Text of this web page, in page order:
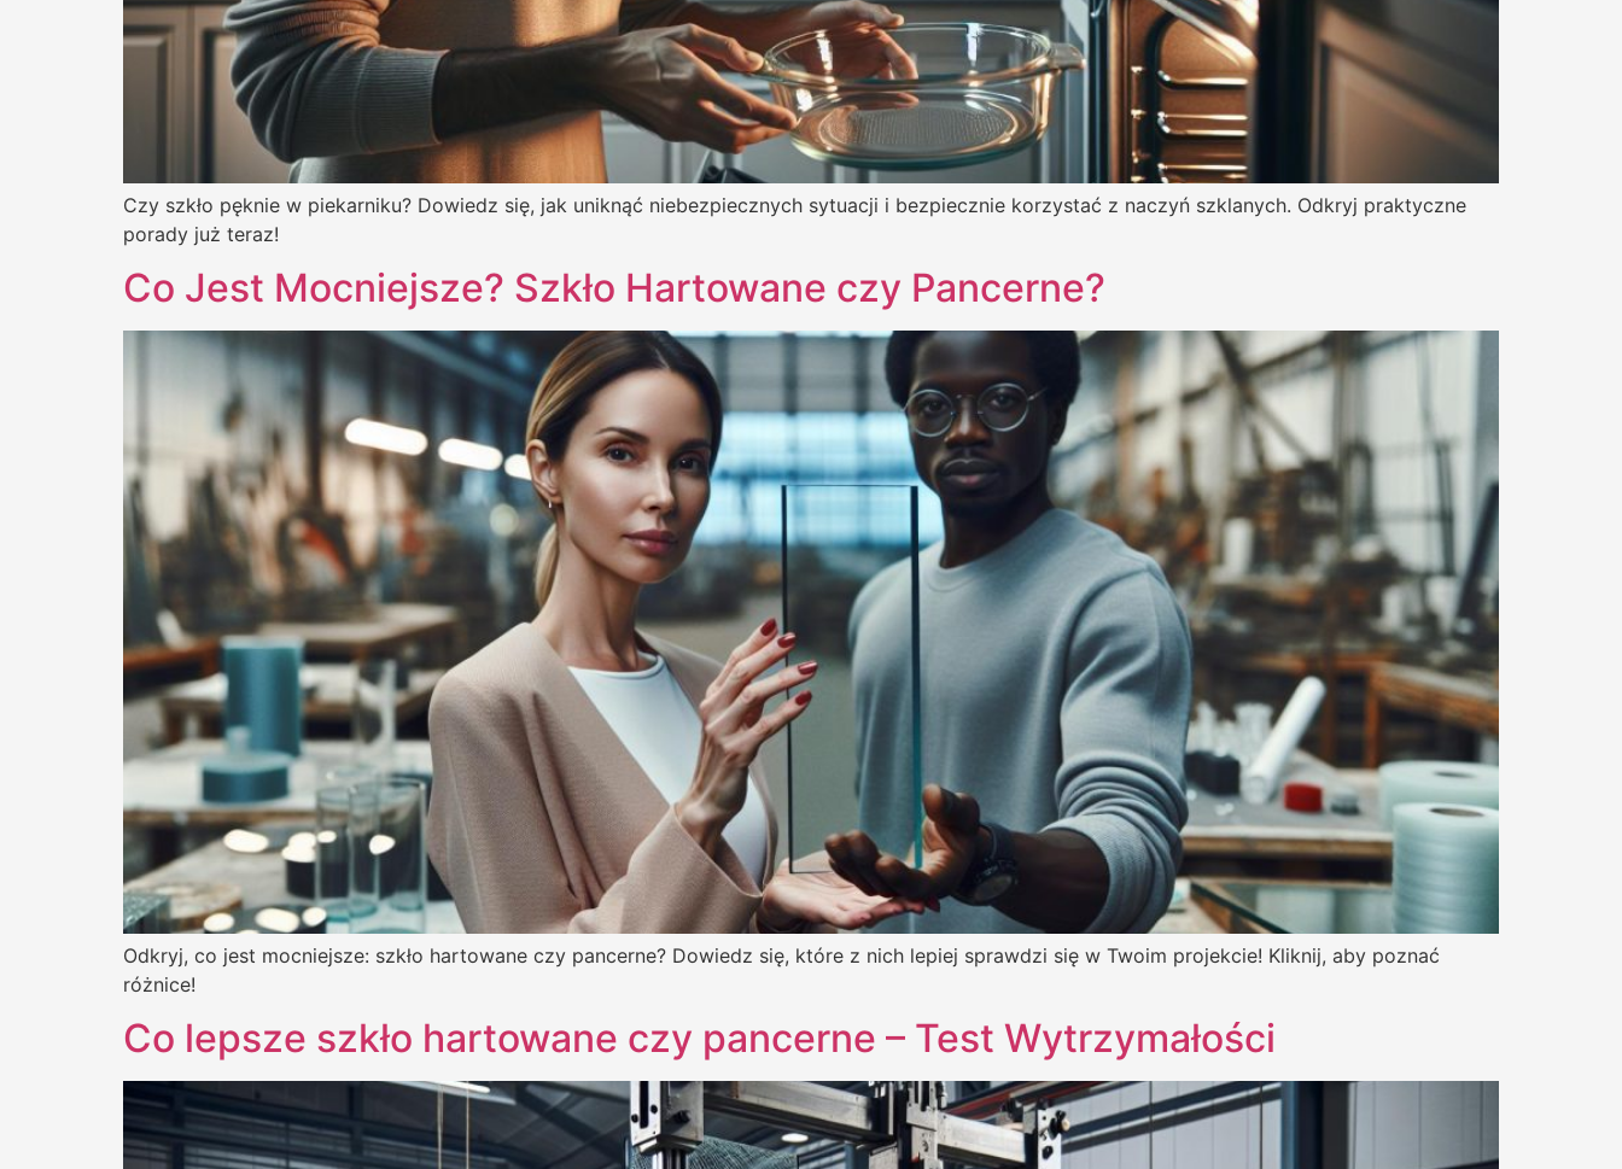
Czy szkło pęknie w piekarniku? Dowiedz się, jak uniknąć niebezpiecznych sytuacji i bezpiecznie korzystać z naczyń szklanych. Odkryj praktyczne
porady już teraz!
Co Jest Mocniejsze? Szkło Hartowane czy Pancerne?
Odkryj, co jest mocniejsze: szkło hartowane czy pancerne? Dowiedz się, które z nich lepiej sprawdzi się w Twoim projekcie! Kliknij, aby poznać
różnice!
Co lepsze szkło hartowane czy pancerne – Test Wytrzymałości